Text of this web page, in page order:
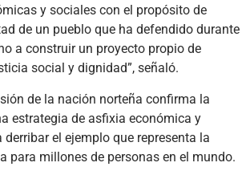
y sociales con el propósito de
de un pueblo que ha defendido durante
a construir un proyecto propio de
social y dignidad”, señaló.
de la nación norteña confirma la
estrategia de asfixia económica y
el ejemplo que representa la
para millones de personas en el mundo.